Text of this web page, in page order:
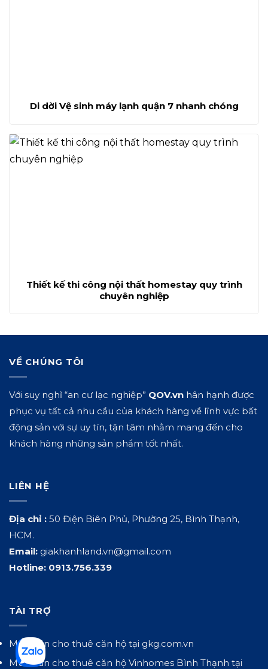
Di dời Vệ sinh máy lạnh quận 7 nhanh chóng
Thiết kế thi công nội thất homestay quy trình
chuyên nghiệp
VỀ CHÚNG TÔI
Với suy nghĩ “an cư lạc nghiệp” QOV.vn hân hạnh được
phục vụ tất cả nhu cầu của khách hàng về lĩnh vực bất
động sản với sự uy tín, tận tâm nhằm mang đến cho
khách hàng những sản phẩm tốt nhất.
LIÊN HỆ
Địa chỉ : 50 Điện Biên Phủ, Phường 25, Bình Thạnh,
HCM.
Email: giakhanhland.vn@gmail.com
Hotline: 0913.756.339
TÀI TRỢ
Mua bán cho thuê căn hộ tại gkg.com.vn
Mua bán cho thuê căn hộ Vinhomes Bình Thạnh tại